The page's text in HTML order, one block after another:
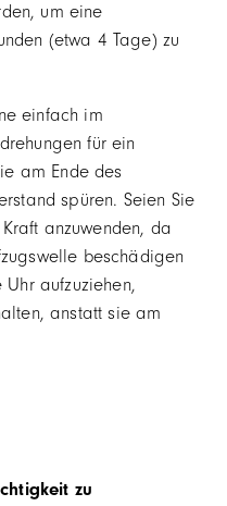
um eine
(etwa 4 Tage) zu
einfach im
für ein
am Ende des
spüren. Seien Sie
anzuwenden, da
beschädigen
aufzuziehen,
anstatt sie am
zu